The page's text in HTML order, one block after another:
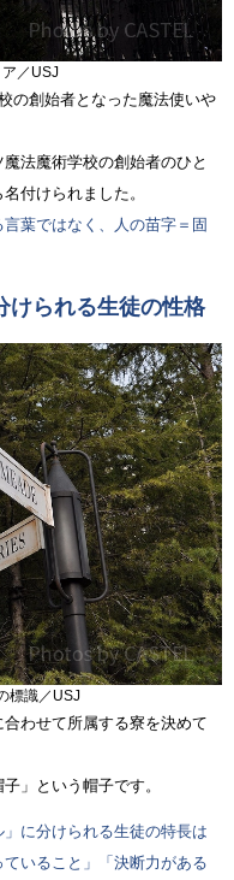
／USJ
の創始者となった魔法使いや
法魔術学校の創始者のひと
付けられました。
葉ではなく、人の苗字＝固
けられる生徒の性格
標識／USJ
わせて所属する寮を決めて
」という帽子です。
に分けられる生徒の特長は
ていること」「決断力がある